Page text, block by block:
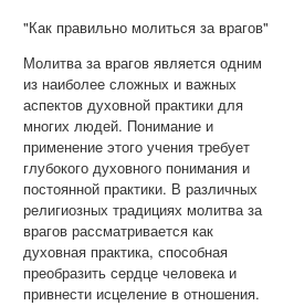
"Как правильно молиться за врагов"
Молитва за врагов является одним
из наиболее сложных и важных
аспектов духовной практики для
многих людей. Понимание и
применение этого учения требует
глубокого духовного понимания и
постоянной практики. В различных
религиозных традициях молитва за
врагов рассматривается как
духовная практика, способная
преобразить сердце человека и
привнести исцеление в отношения.